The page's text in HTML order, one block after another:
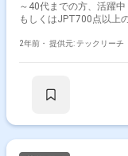
～40代までの方、活躍
もしくはJPT700点以上
者までお問合せ下さい。
の通りです。 -React,
2年前・ 提供元: テックリーチ